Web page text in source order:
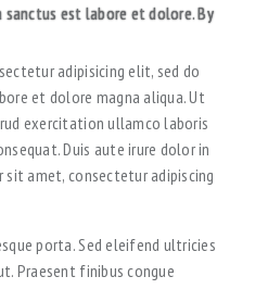
sanctus est labore et dolore. By
adipisicing elit, sed do
et dolore magna aliqua. Ut
exercitation ullamco laboris
Duis aute irure dolor in
sit amet, consectetur adipiscing
porta. Sed eleifend ultricies
Praesent finibus congue